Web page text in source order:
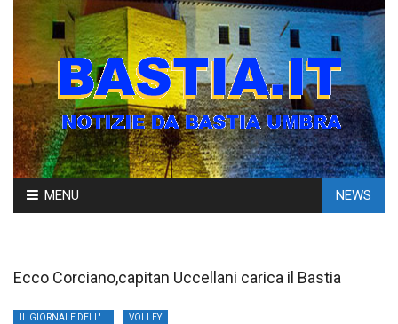
Skip
to
MENU NEWS
Ecco Corciano,capitan Uccellani carica il Bastia
VOLLEY